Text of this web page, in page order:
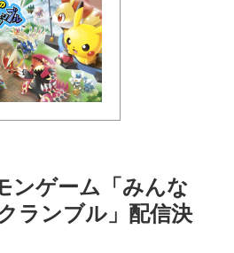
ンゲーム「みんな
ランブル」配信決